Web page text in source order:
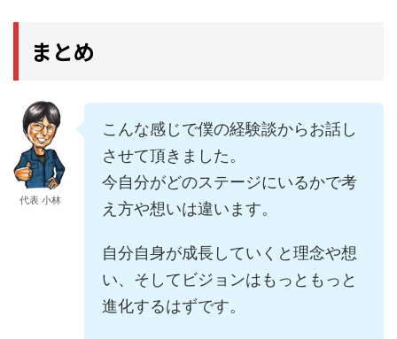
まとめ
代表 小林
こんな感じで僕の経験談からお話し
させて頂きました。
今自分がどのステージにいるかで考
え方や想いは違います。
自分自身が成長していくと理念や想
い、そしてビジョンはもっともっと
進化するはずです。